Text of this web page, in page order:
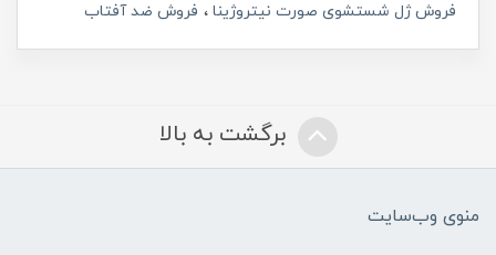
فروش ژل شستشوی صورت نیتروژینا
فروش ضد آفتاب
برگشت به بالا
منوی وب‌سایت